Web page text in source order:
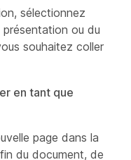
sélectionnez
présentation ou du
souhaitez coller
en tant que
page dans la
du document, de